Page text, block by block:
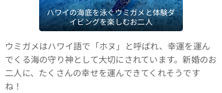
ハワイの海底を泳ぐウミガメと体験ダ
イビングを楽しむお二人
ウミガメはハワイ語で「ホヌ」と呼ばれ、幸運を運ん
でくる海の守り神として大切にされています。新婚のお
二人に、たくさんの幸せを運んできてくれそうです
ね！